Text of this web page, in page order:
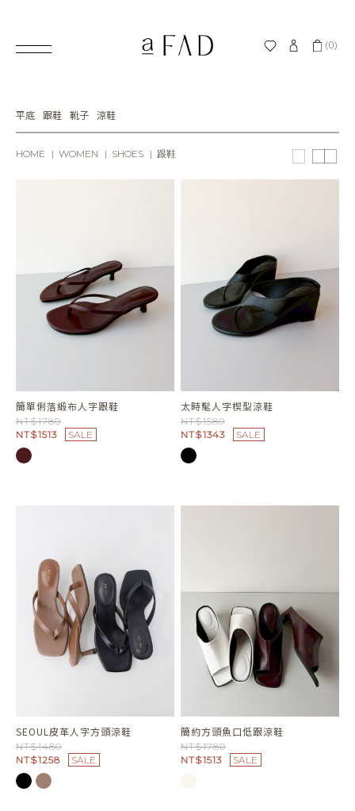
(0)
HOME WOMEN SHOES 跟鞋
平底 跟鞋 靴子 涼鞋
簡單俐落緞布人字跟鞋
NT$1780
NT$1513
SALE
太時髦人字楔型涼鞋
NT$1580
NT$1343
SALE
SEOUL皮革人字方頭涼鞋
NT$1480
NT$1258
SALE
簡約方頭魚口低跟涼鞋
NT$1780
NT$1513
SALE